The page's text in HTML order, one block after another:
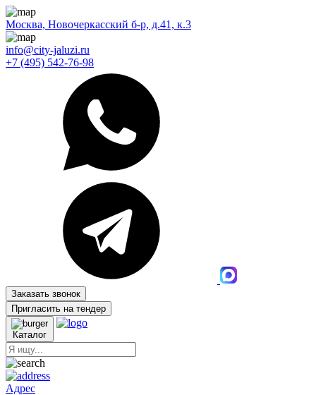
Москва, Новочеркасский б-р, д.41, к.3
info@city-jaluzi.ru
+7 (495) 542-76-98
Заказать звонок
Пригласить на тендер
Каталог
Адрес